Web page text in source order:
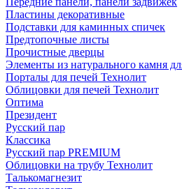
Пластины декоративные
Подставки для каминных спичек
Предтопочные листы
Прочистные дверцы
Элементы из натурального камня
Порталы для печей Технолит
Облицовки для печей Технолит
Оптима
Президент
Русский пар
Классика
Русский пар PREMIUM
Облицовки на трубу Технолит
Талькомагнезит